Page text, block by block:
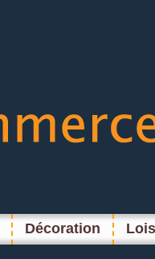
Décoration